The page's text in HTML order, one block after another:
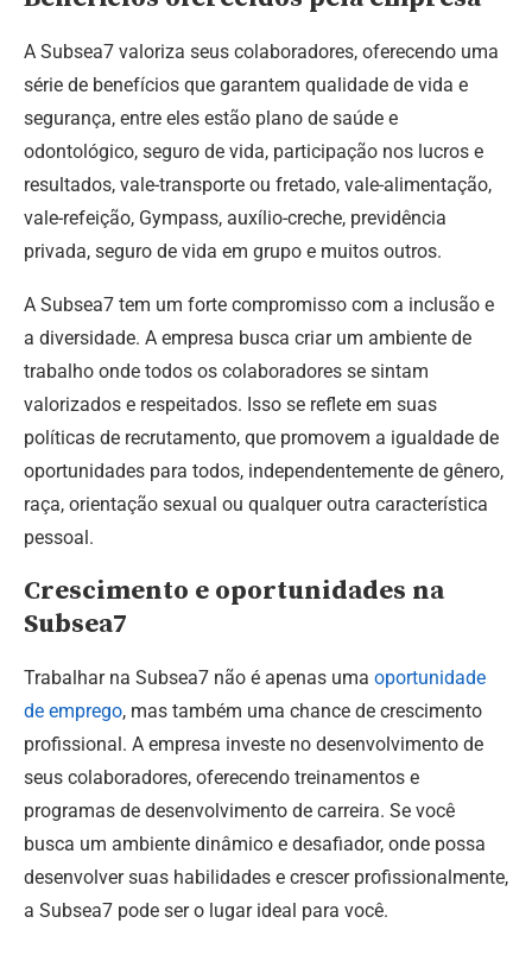
A Subsea7 valoriza seus colaboradores, oferecendo uma
série de benefícios que garantem qualidade de vida e
segurança, entre eles estão plano de saúde e
odontológico, seguro de vida, participação nos lucros e
resultados, vale-transporte ou fretado, vale-alimentação,
vale-refeição, Gympass, auxílio-creche, previdência
privada, seguro de vida em grupo e muitos outros.
A Subsea7 tem um forte compromisso com a inclusão e
a diversidade. A empresa busca criar um ambiente de
trabalho onde todos os colaboradores se sintam
valorizados e respeitados. Isso se reflete em suas
políticas de recrutamento, que promovem a igualdade de
oportunidades para todos, independentemente de gênero,
raça, orientação sexual ou qualquer outra característica
pessoal.
Crescimento e oportunidades na
Subsea7
Trabalhar na Subsea7 não é apenas uma oportunidade
de emprego, mas também uma chance de crescimento
profissional. A empresa investe no desenvolvimento de
seus colaboradores, oferecendo treinamentos e
programas de desenvolvimento de carreira. Se você
busca um ambiente dinâmico e desafiador, onde possa
desenvolver suas habilidades e crescer profissionalmente,
a Subsea7 pode ser o lugar ideal para você.